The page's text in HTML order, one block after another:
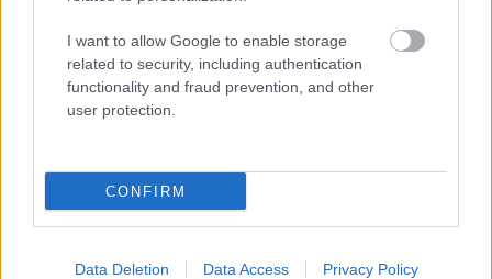
I want to allow Google to enable storage
related to security, including authentication
functionality and fraud prevention, and other
user protection.
CONFIRM
Data Deletion Data Access Privacy Policy
Tetszett a cikk? Megosztanád?
#LÉGIÓSOK
#GULÁCSI PÉTER